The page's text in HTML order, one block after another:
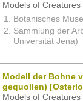
Models of
Botanisches
Sammlung der
Universität Jena)
Modell der Bohne
gequollen)
Models of